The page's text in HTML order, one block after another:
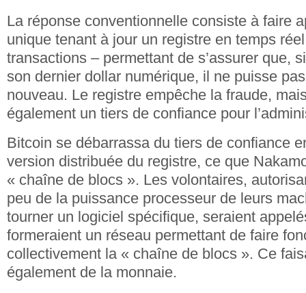
La réponse conventionnelle consiste à faire
unique tenant à jour un registre en temps
transactions – permettant de s’assurer que,
son dernier dollar numérique, il ne puisse
nouveau. Le registre empêche la fraude,
également un tiers de confiance pour
Bitcoin se débarrassa du tiers de confiance
version distribuée du registre, ce que
« chaîne de blocs ». Les volontaires,
peu de la puissance processeur de leurs
tourner un logiciel spécifique, seraient
formeraient un réseau permettant de faire
collectivement la « chaîne de blocs ». Ce
également de la monnaie.